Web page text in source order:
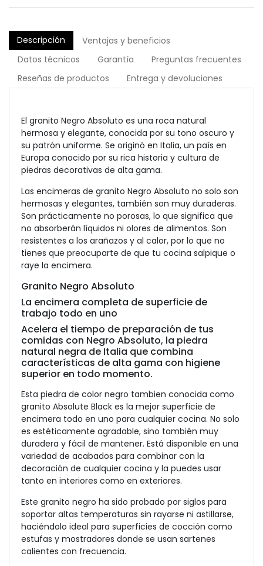
Descripción
Ventajas y beneficios
Datos técnicos
Garantía
Preguntas frecuentes
Reseñas de productos
Entrega y devoluciones
El granito Negro Absoluto es una roca natural
hermosa y elegante, conocida por su tono oscuro y
su patrón uniforme. Se originó en Italia, un país en
Europa conocido por su rica historia y cultura de
piedras decorativas de alta gama.
Las encimeras de granito Negro Absoluto no solo son
hermosas y elegantes, también son muy duraderas.
Son prácticamente no porosas, lo que significa que
no absorberán líquidos ni olores de alimentos. Son
resistentes a los arañazos y al calor, por lo que no
tienes que preocuparte de que tu cocina salpique o
raye la encimera.
Granito Negro Absoluto
La encimera completa de superficie de
trabajo todo en uno
Acelera el tiempo de preparación de tus
comidas con Negro Absoluto, la piedra
natural negra de Italia que combina
características de alta gama con higiene
superior en todo momento.
Esta piedra de color negro tambien conocida como
granito Absolute Black es la mejor superficie de
encimera todo en uno para cualquier cocina. No solo
es estéticamente agradable, sino también muy
duradera y fácil de mantener. Está disponible en una
variedad de acabados para combinar con la
decoración de cualquier cocina y la puedes usar
tanto en interiores como en exteriores.
Este granito negro ha sido probado por siglos para
soportar altas temperaturas sin rayarse ni astillarse,
haciéndolo ideal para superficies de cocción como
estufas y mostradores donde se usan sartenes
calientes con frecuencia.